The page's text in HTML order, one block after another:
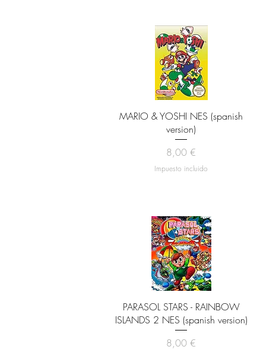
Vista rápida
MARIO & YOSHI NES (spanish
version)
Precio
8,00 €
Impuesto incluido
Vista rápida
PARASOL STARS - RAINBOW
ISLANDS 2 NES (spanish version)
Precio
8,00 €